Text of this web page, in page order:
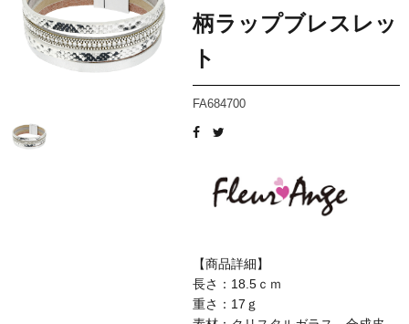
柄ラップブレスレッ
ト
FA684700
【商品詳細】
長さ：18.5ｃｍ
重さ：17ｇ